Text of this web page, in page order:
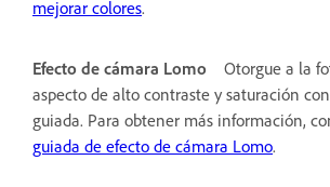
mejorar colores.
Efecto de cámara Lomo
Otorgue a la
aspecto de alto contraste y saturación
guiada. Para obtener más información,
guiada de efecto de cámara Lomo.